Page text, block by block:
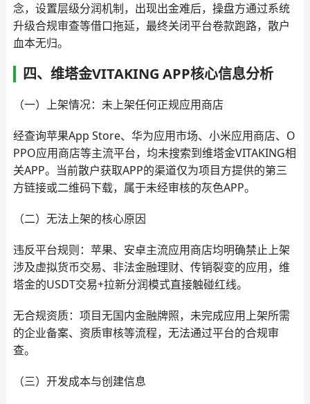
念，设置层级分润机制，出现出金难后，操盘方通过系统
升级合规审查等借口拖延，最终关闭平台卷款跑路，散户
血本无归。
四、维塔金VITAKING APP核心信息分析
（一）上架情况：未上架任何正规应用商店
经查询苹果App Store、华为应用市场、小米应用商店、O
PPO应用商店等主流平台，均未搜索到维塔金VITAKING相
关APP。当前散户获取APP的渠道仅为项目方提供的第三
方链接或二维码下载，属于未经审核的灰色APP。
（二）无法上架的核心原因
违反平台规则：苹果、安卓主流应用商店均明确禁止上架
涉及虚拟货币交易、非法金融理财、传销裂变的应用，维
塔金的USDT交易+拉新分润模式直接触碰红线。
无合规资质：项目无国内金融牌照，未完成应用上架所需
的企业备案、资质审核等流程，无法通过平台的合规审
查。
（三）开发成本与创建信息